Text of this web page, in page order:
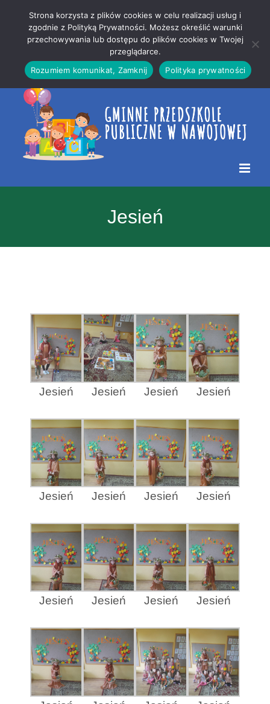
treści
strony
Jesień
Jesień Jesień Jesień Jesień
Jesień Jesień Jesień Jesień
Jesień Jesień Jesień Jesień
Strona korzysta z plików cookies w celu realizacji usług i
zgodnie z Polityką Prywatności. Możesz określić warunki
przechowywania lub dostępu do plików cookies w Twojej
przeglądarce.
Rozumiem komunikat, Zamknij
Polityka prywatności